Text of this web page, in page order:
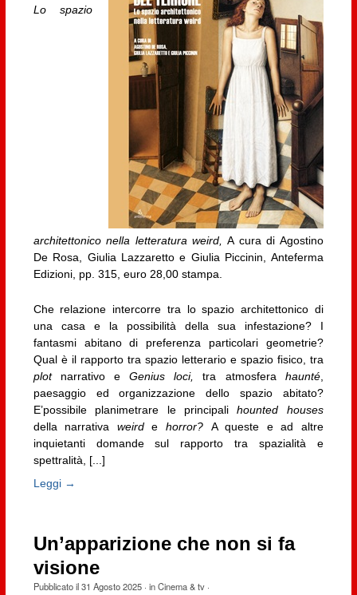
Lo spazio
architettonico nella letteratura weird,A cura di Agostino
De Rosa, Giulia Lazzaretto e Giulia Piccinin, Anteferma
Edizioni, pp. 315, euro 28,00 stampa.
Che relazione intercorre tra lo spazio architettonico di
una casa e la possibilità della sua infestazione? I
fantasmi abitano di preferenza particolari geometrie?
Qual è il rapporto tra spazio letterario e spazio fisico, tra
plotnarrativo eGenius loci,tra atmosfera haunté,
paesaggio ed organizzazione dello spazio abitato?
E’possibile planimetrare le principalihounted houses
della narrativa weirde horror? A queste e ad altre
inquietanti domande sul rapporto tra spazialità e
spettralità, [...]
Leggi →
Un’apparizione che non si fa
visione
Pubblicato il31 Agosto 2025· inCinema & tv·